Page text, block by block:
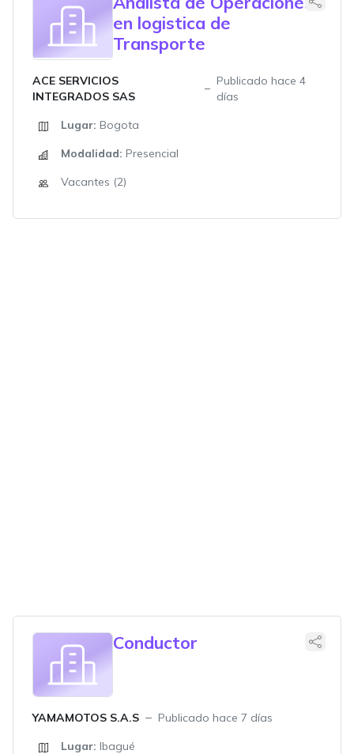
en logistica de
Transporte
ACE SERVICIOS
INTEGRADOS SAS
Publicado hace 4
días
Lugar: Bogota
Modalidad: Presencial
Vacantes (2)
Conductor
YAMAMOTOS S.A.S
Publicado hace 7 días
Lugar: Ibagué